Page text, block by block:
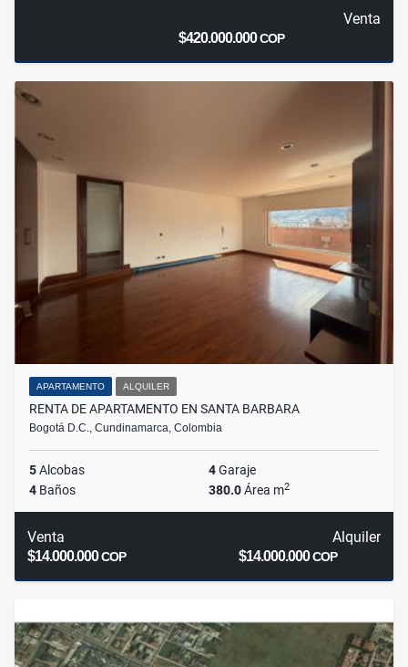
Venta
$420.000.000COP
APARTAMENTO ALQUILER
RENTA DE APARTAMENTO EN SANTA BARBARA
Bogotá D.C., Cundinamarca, Colombia
5Alcobas 4Garaje
4 Baños 380.0Área m2
Venta
$14.000.000COP
Alquiler
$14.000.000COP